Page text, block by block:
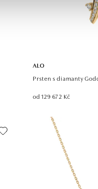
ALO
Prsten s diamanty
od 129 672 Kč